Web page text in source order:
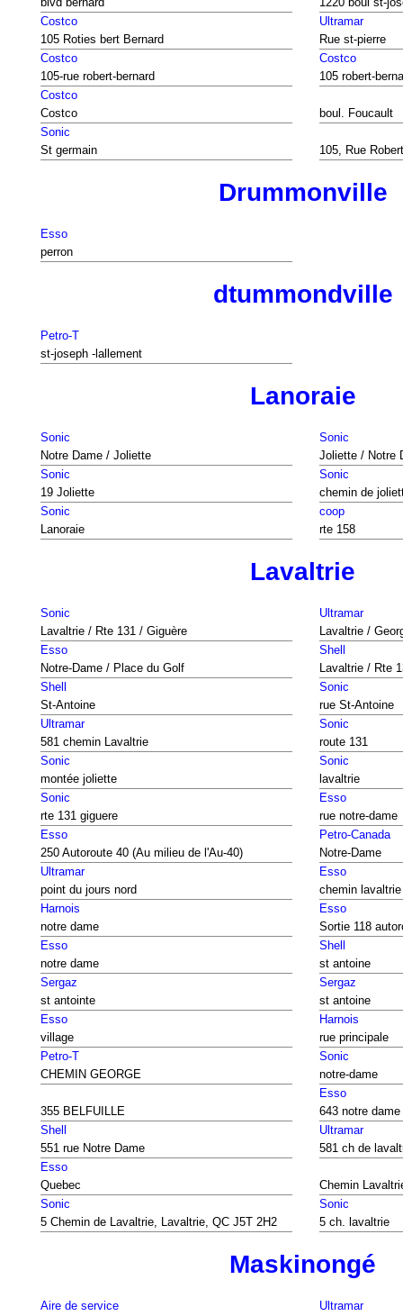
Costco
105 Roties bert Bernard
Ultramar
Rue st-pierre
Costco
105-rue robert-bernard
Costco
105 robert-
Costco
Costco
boul. Foucault
Sonic
St germain
105, Rue
Drummonville
Esso
perron
dtummondville
Petro-T
st-joseph -lallement
Lanoraie
Sonic
Notre Dame / Joliette
Sonic
Joliette / Notre
Sonic
19 Joliette
Sonic
chemin de
Sonic
Lanoraie
coop
rte 158
Lavaltrie
Sonic
Lavaltrie / Rte 131 / Giguère
Ultramar
Lavaltrie /
Esso
Notre-Dame / Place du Golf
Shell
Lavaltrie / Rte
Shell
St-Antoine
Sonic
rue St-Antoine
Ultramar
581 chemin Lavaltrie
Sonic
route 131
Sonic
montée joliette
Sonic
lavaltrie
Sonic
rte 131 giguere
Esso
rue notre-dame
Esso
250 Autoroute 40 (Au milieu de l'Au-40)
Petro-Canada
Notre-Dame
Ultramar
point du jours nord
Esso
chemin lavaltrie
Harnois
notre dame
Esso
Sortie 118
Esso
notre dame
Shell
st antoine
Sergaz
st antointe
Sergaz
st antoine
Esso
village
Harnois
rue principale
Petro-T
CHEMIN GEORGE
Sonic
notre-dame
355 BELFUILLE
Esso
643 notre dame
Shell
551 rue Notre Dame
Ultramar
581 ch de
Esso
Quebec
Chemin
Sonic
5 Chemin de Lavaltrie, Lavaltrie, QC J5T 2H2
Sonic
5 ch. lavaltrie
Maskinongé
Aire de service
Ultramar